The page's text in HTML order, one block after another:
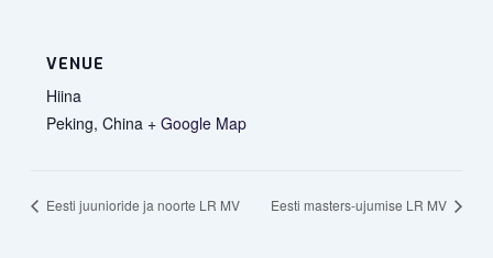
VENUE
Hiina
Peking, China + Google Map
Eesti juunioride ja noorte LR MV Eesti masters-ujumise LR MV